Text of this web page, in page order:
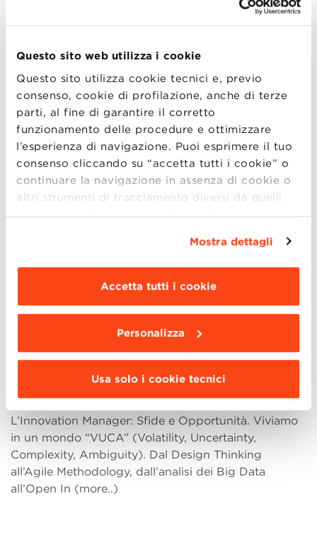
Questo sito web utilizza i cookie
Questo sito utilizza cookie tecnici e, previo
consenso, cookie di profilazione, anche di terze
parti, al fine di garantire il corretto
funzionamento delle procedure e ottimizzare
l’esperienza di navigazione. Puoi esprimere il tuo
consenso cliccando su “accetta tutti i cookie” o
continuare la navigazione in assenza di cookie o
altri strumenti di tracciamento diversi da quelli
tecnici semplicemente chiudendo il presente
Dettagli ”. Per
modificare le impostazioni di navigazione e
scegliere le funzionalità, le terze parti e i cookie
Mostra dettagli
Accetta tutti i cookie
Personalizza
Usa solo i cookie tecnici
valore di un MBA ai tempi del
covid
Mercoledì 27 gennaio, dalle ore 18:00 alle ore 19.30,
si terrà il Webinar "Le sfide manageriali e il valore di
un MBA ai tempi del covid". Thriving on Chaos era il
titolo di un libro di enorme successo tra i manager
degli anni ’90. L'autore indicava la qualità assoluta
delle risorse manageriali c (more..)
19
GEN
L’Innovation Manager: Sfide e
Opportunità
Martedì 19 gennaio, alle ore 18:00, attraverso la
L’Innovation Manager: Sfide e Opportunità. Viviamo
in un mondo “VUCA” (Volatility, Uncertainty,
Complexity, Ambiguity). Dal Design Thinking
all’Agile Methodology, dall’analisi dei Big Data
all’Open In (more..)